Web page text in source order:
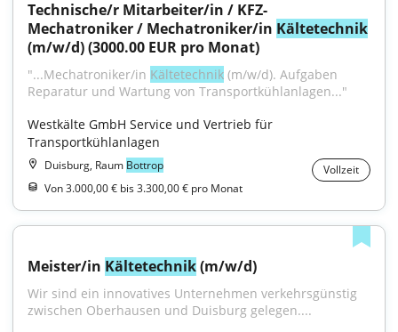
Technische/r Mitarbeiter/in / KFZ-
Mechatroniker / Mechatroniker/in Kältetechnik
(m/w/d) (3000.00 EUR pro Monat)
"...Mechatroniker/in Kältetechnik (m/w/d). Aufgaben
Reparatur und Wartung von Transportkühlanlagen..."
Westkälte GmbH Service und Vertrieb für
Transportkühlanlagen
Duisburg, Raum Bottrop
Vollzeit
Von 3.000,00 € bis 3.300,00 € pro Monat
Meister/in Kältetechnik (m/w/d)
Wir sind ein innovatives Unternehmen verkehrsgünstig
zwischen Oberhausen und Duisburg gelegen....